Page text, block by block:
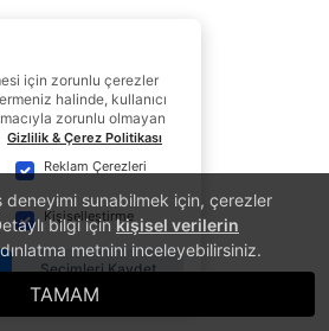
deneyimi sunabilmek için, çerezler
bilgi içinkişisel verilerin
metnini inceleyebilirsiniz.
TAMAM
için zorunlu çerezler
halinde, kullanıcı
zorunlu olmayan
Gizlilik & Çerez Politikası
Reklam Çerezleri
Kişiselleştirme
Seçimleri Kaydet